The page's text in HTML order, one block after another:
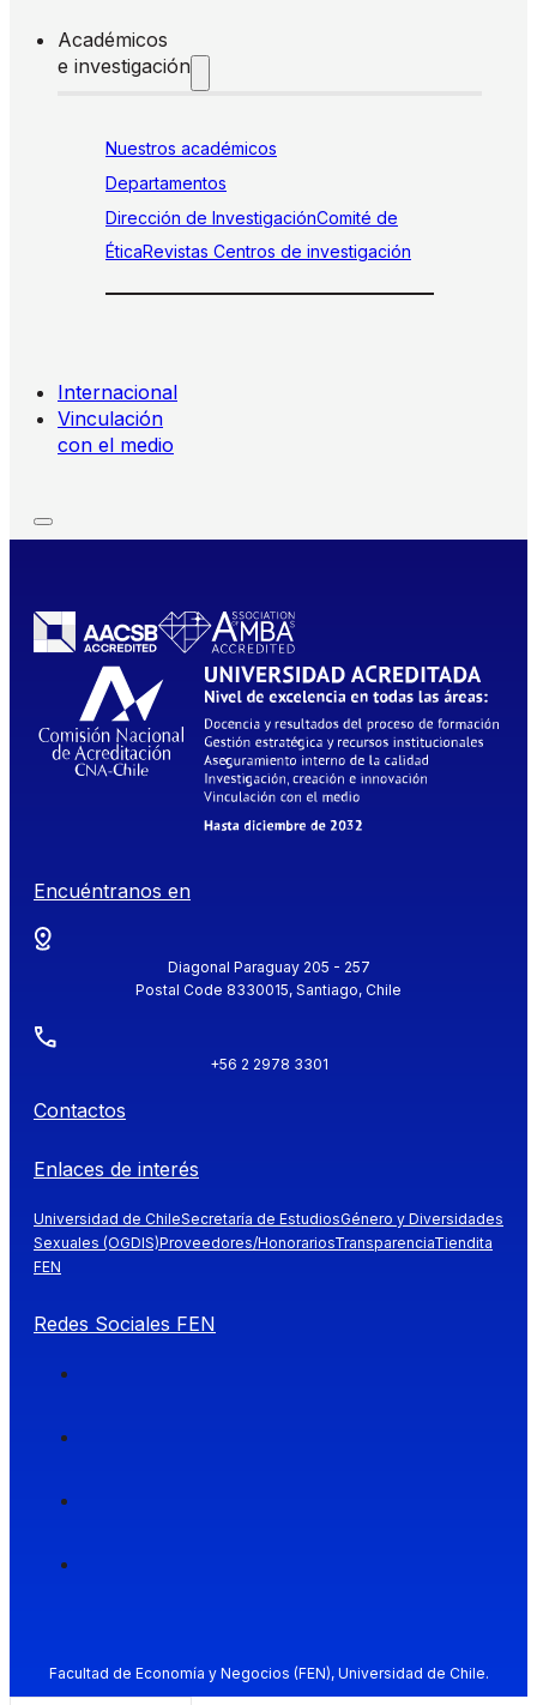
Académicos
e investigación
Nuestros académicos
Departamentos
Dirección de InvestigaciónComité de
ÉticaRevistas Centros de investigación
Internacional
Vinculación
con el medio
Encuéntranos en
Diagonal Paraguay 205 - 257
Postal Code 8330015, Santiago, Chile
+56 2 2978 3301
Contactos
Enlaces de interés
Universidad de ChileSecretaría de EstudiosGénero y Diversidades
Sexuales (OGDIS)Proveedores/HonorariosTransparenciaTiendita
FEN
Redes Sociales FEN
Facultad de Economía y Negocios (FEN), Universidad de Chile.